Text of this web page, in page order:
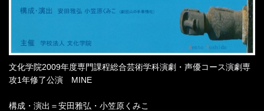
文化学院2009年度専門課程総合芸術学科演劇・声優コース演劇専
攻1年修了公演 MINE
構成・演出＝安田雅弘・小笠原くみこ